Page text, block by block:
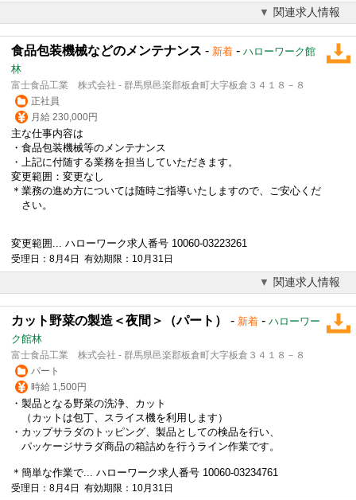
関連求人情報
食品包装機械などのメンテナンス - 新着 - ハローワーク館
林
富士食品工業 株式会社 - 群馬県邑楽郡板倉町大字板倉３４１８－８
正社員
月給 230,000円
主な仕事内容は
・食品包装機械等のメンテナンス
・上記に付随する業務を担当していただきます。
変更範囲：変更なし
＊業務の進め方については随時ご指導いたしますので、ご安心くだ
さい。
変更範囲... ハローワーク求人番号 10060-03223261
受理日：8月4日 有効期限：10月31日
関連求人情報
カット野菜の製造＜夜間＞（パート） - 新着 - ハローワー
ク館林
富士食品工業 株式会社 - 群馬県邑楽郡板倉町大字板倉３４１８－８
パート
時給 1,500円
・製品となる野菜の洗浄、カット
（カットは包丁、スライス機を利用します）
・カップサラダのトッピング、製品としての検品を行い、
パッケージサラダ商品の箱詰めを行うライン作業です。
＊簡単な作業で... ハローワーク求人番号 10060-03234761
受理日：8月4日 有効期限：10月31日